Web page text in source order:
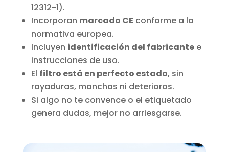
12312-1).
Incorporan marcado CE conforme a la
normativa europea.
Incluyen identificación del fabricante e
instrucciones de uso.
El filtro está en perfecto estado, sin
rayaduras, manchas ni deterioros.
Si algo no te convence o el etiquetado
genera dudas, mejor no arriesgarse.